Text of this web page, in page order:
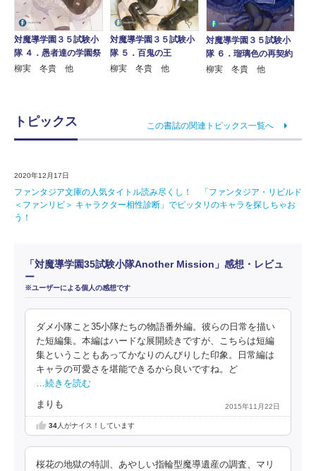
対魔導学園３５試験小
隊 ４．愚者達の学園祭
柳実 冬貴 他
対魔導学園３５試験小
隊 ５．百鬼の王
柳実 冬貴 他
対魔導学園３５試験小
隊 ６．瑠璃色の再契約
柳実 冬貴 他
トピックス この書誌の関連トピックス一覧へ
2020年12月17日
ファンタジア文庫の人気タイトル読み尽くし！ 「ファンタジア・リビルド
＜ファンリビ＞ キャラクター相性診断」でピッタリのキャラを探しちゃお
う！
「対魔導学園35試験小隊Another Mission」感想・レビュ
ー
※ユーザーによる個人の感想です
ダメ小隊こと35小隊たちの物語番外編。彼らの日常を描い
た短編集。本編はハードな展開続きですが、こちらは短編
集ということもあってかなりのんびりした印象。日常編は
キャラの可愛さを堪能できるから良いですね。ど
…続きを読む
まりも 2015年11月22日
34人がナイス！しています
桜花の地獄の特訓、あやしい指輪型魔導遺産の調査、マリ